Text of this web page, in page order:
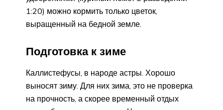
1:20) можно кормить только цветок,
выращенный на бедной земле.
Подготовка к зиме
Каллистефусы, в народе астры. Хорошо
выносят зиму. Для них зима, это не проверка
на прочность, а скорее временный отдых